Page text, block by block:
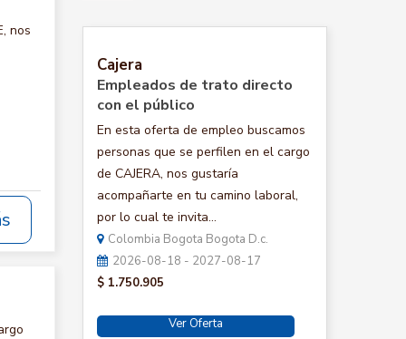
nos
Cajera
Empleados de trato directo
con el público
En esta oferta de empleo buscamos
personas que se perfilen en el cargo
de CAJERA, nos gustaría
acompañarte en tu camino laboral,
por lo cual te invita...
Colombia Bogota Bogota D.c.
2026-08-18 - 2027-08-17
$ 1.750.905
Ver Oferta